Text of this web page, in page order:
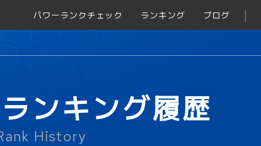
パワーランクチェック ランキング ブログ
ンキング履歴
History